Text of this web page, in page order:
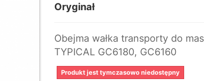
Oryginał
Obejma wałka transporty do
TYPICAL GC6180, GC6160
Produkt jest tymczasowo niedostępny